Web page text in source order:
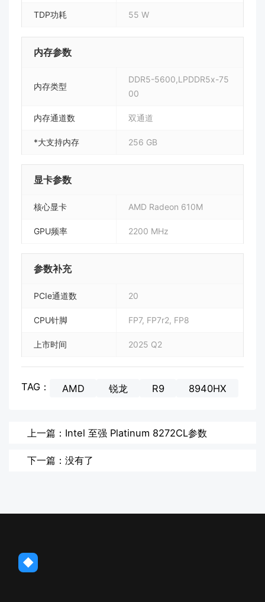
TDP功耗 55 W
内存参数
内存类型
DDR5-5600,LPDDR5x-75
00
内存通道数 双通道
*大支持内存 256 GB
显卡参数
核心显卡 AMD Radeon 610M
GPU频率 2200 MHz
参数补充
PCIe通道数 20
CPU针脚 FP7, FP7r2, FP8
上市时间 2025 Q2
TAG： AMD 锐龙 R9 8940HX
上一篇：Intel 至强 Platinum 8272CL参数
下一篇：没有了
◆